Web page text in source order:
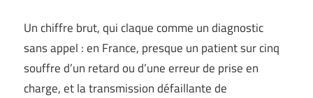
Un chiffre brut, qui claque comme un diagnostic
sans appel : en France, presque un patient sur cinq
souffre d’un retard ou d’une erreur de prise en
charge, et la transmission défaillante de